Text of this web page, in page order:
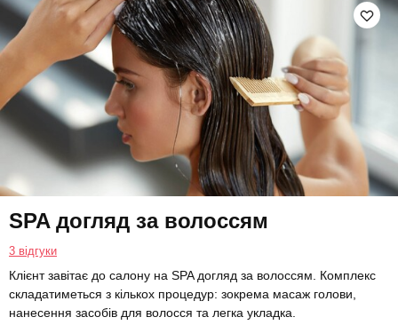
SPA догляд за волоссям
3 відгуки
Клієнт завітає до салону на SPA догляд за волоссям. Комплекс
складатиметься з кількох процедур: зокрема масаж голови,
нанесення засобів для волосся та легка укладка.